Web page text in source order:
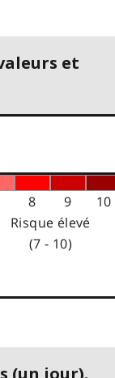
et
8 9
10
Risque élevé
(7 - 10)
(un jour).